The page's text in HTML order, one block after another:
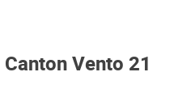
Vento 21